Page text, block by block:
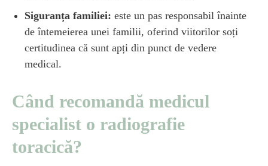
Siguranța familiei: este un pas responsabil înainte
de întemeierea unei familii, oferind viitorilor soți
certitudinea că sunt apți din punct de vedere
medical.
Când recomandă medicul
specialist o radiografie
toracică?